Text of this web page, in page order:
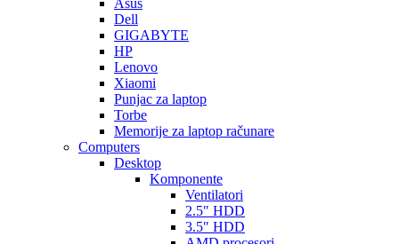
Asus
Dell
GIGABYTE
HP
Lenovo
Xiaomi
Punjac za laptop
Torbe
Memorije za laptop računare
Computers
Desktop
Komponente
Ventilatori
2.5″ HDD
3.5″ HDD